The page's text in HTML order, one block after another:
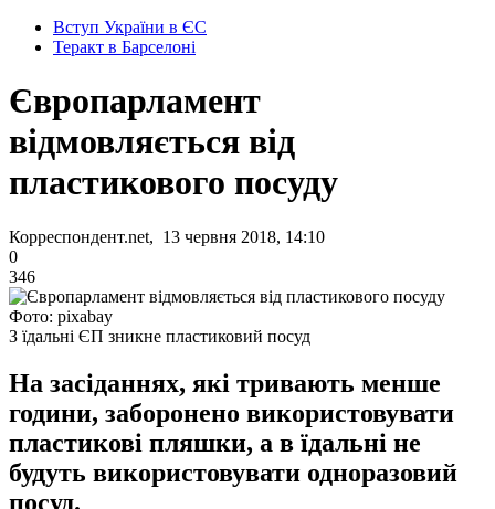
Вступ України в ЄС
Теракт в Барселоні
Європарламент
відмовляється від
пластикового посуду
Корреспондент.net, 13 червня 2018, 14:10
0
346
Фото: pixabay
З їдальні ЄП зникне пластиковий посуд
На засіданнях, які тривають менше
години, заборонено використовувати
пластикові пляшки, а в їдальні не
будуть використовувати одноразовий
посуд.